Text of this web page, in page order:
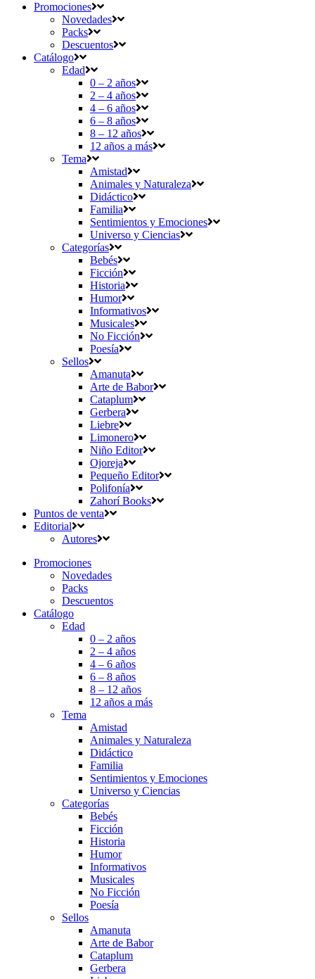
Promociones
Novedades
Packs
Descuentos
Catálogo
Edad
0 – 2 años
2 – 4 años
4 – 6 años
6 – 8 años
8 – 12 años
12 años a más
Tema
Amistad
Animales y Naturaleza
Didáctico
Familia
Sentimientos y Emociones
Universo y Ciencias
Categorías
Bebés
Ficción
Historia
Humor
Informativos
Musicales
No Ficción
Poesía
Sellos
Amanuta
Arte de Babor
Cataplum
Gerbera
Liebre
Limonero
Niño Editor
Ojoreja
Pequeño Editor
Polifonía
Zahorí Books
Puntos de venta
Editorial
Autores
Promociones
Novedades
Packs
Descuentos
Catálogo
Edad
0 – 2 años
2 – 4 años
4 – 6 años
6 – 8 años
8 – 12 años
12 años a más
Tema
Amistad
Animales y Naturaleza
Didáctico
Familia
Sentimientos y Emociones
Universo y Ciencias
Categorías
Bebés
Ficción
Historia
Humor
Informativos
Musicales
No Ficción
Poesía
Sellos
Amanuta
Arte de Babor
Cataplum
Gerbera